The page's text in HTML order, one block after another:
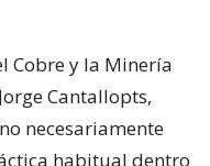
Cobre y la Minería
Cantallopts,
necesariamente
habitual dentro